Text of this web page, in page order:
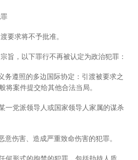
要求将不予批准。
旨，以下罪行不再被认定为政治犯罪：
务遵照的多边国际协定：引渡被要求之
将案件提交给其他合法当局。
一党派领导人或国家领导人家属的谋杀
意伤害、造成严重致命伤害的犯罪。